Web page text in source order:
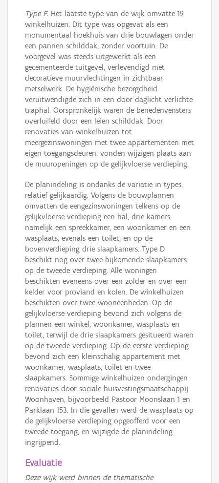
Type F. Het laatste type van de wijk omvatte 19
winkelhuizen. Dit type was opgevat als een
monumentaal hoekhuis van drie bouwlagen onder
een pannen schilddak, zonder voortuin. De
voorgevel was steeds uitgewerkt als een
gecementeerde tuitgevel, verlevendigd met
decoratieve muurvlechtingen in zichtbaar
metselwerk. De hygiënische bezorgdheid
veruitwendigde zich in een door daglicht verlichte
traphal. Oorspronkelijk waren de benedenvensters
overluifeld door een leien schilddak. Door
renovaties van winkelhuizen tot
meergezinswoningen met twee appartementen met
eigen toegangsdeuren, vonden wijzigen plaats aan
de muuropeningen op de gelijkvloerse verdieping.
De planindeling is ondanks de variatie in types,
relatief gelijkaardig. Volgens de bouwplannen
omvatten de eengezinswoningen telkens op de
gelijkvloerse verdieping een hal, drie kamers,
namelijk een spreekkamer, een woonkamer en een
wasplaats, evenals een toilet, en op de
bovenverdieping drie slaapkamers. Type D
beschikt nog over twee bijkomende slaapkamers
op de tweede verdieping. Alle woningen
beschikten eveneens over een zolder en over een
kelder voor proviand en kolen. De winkelhuizen
beschikten over twee wooneenheden. Op de
gelijkvloerse verdieping bevond zich volgens de
plannen een winkel, woonkamer, wasplaats en
toilet, terwijl de drie slaapkamers gesitueerd waren
op de tweede verdieping. Op de eerste verdieping
bevond zich een kleinschalig appartement met
woonkamer, wasplaats, toilet en twee
slaapkamers. Sommige winkelhuizen ondergingen
renovaties door sociale huisvestingsmaatschappij
Woonhaven, bijvoorbeeld Pastoor Moonslaan 1 en
Parklaan 153. In die gevallen werd de wasplaats op
de gelijkvloerse verdieping opgeofferd voor een
tweede toegang, en wijzigde de planindeling
ingrijpend.
Evaluatie
Deze wijk werd binnen de thematische